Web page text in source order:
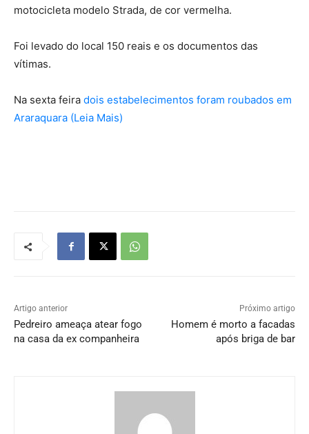
motocicleta modelo Strada, de cor vermelha.
Foi levado do local 150 reais e os documentos das
vítimas.
Na sexta feira dois estabelecimentos foram roubados em
Araraquara (Leia Mais)
Artigo anterior
Pedreiro ameaça atear fogo
na casa da ex companheira
Próximo artigo
Homem é morto a facadas
após briga de bar